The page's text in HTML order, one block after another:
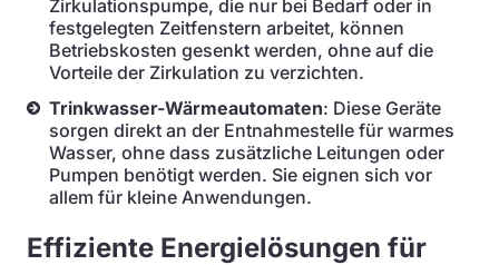
Zirkulationspumpe, die nur bei Bedarf oder in
festgelegten Zeitfenstern arbeitet, können
Betriebskosten gesenkt werden, ohne auf die
Vorteile der Zirkulation zu verzichten.
Trinkwasser-Wärmeautomaten: Diese Geräte
sorgen direkt an der Entnahmestelle für warmes
Wasser, ohne dass zusätzliche Leitungen oder
Pumpen benötigt werden. Sie eignen sich vor
allem für kleine Anwendungen.
Effiziente Energielösungen für